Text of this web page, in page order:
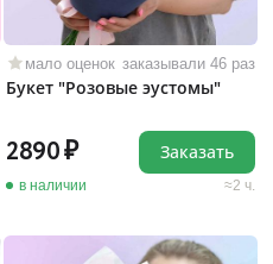
мало оценок заказывали 46 раз
Букет "Розовые эустомы"
2890
в наличии 2 ч.
Заказать